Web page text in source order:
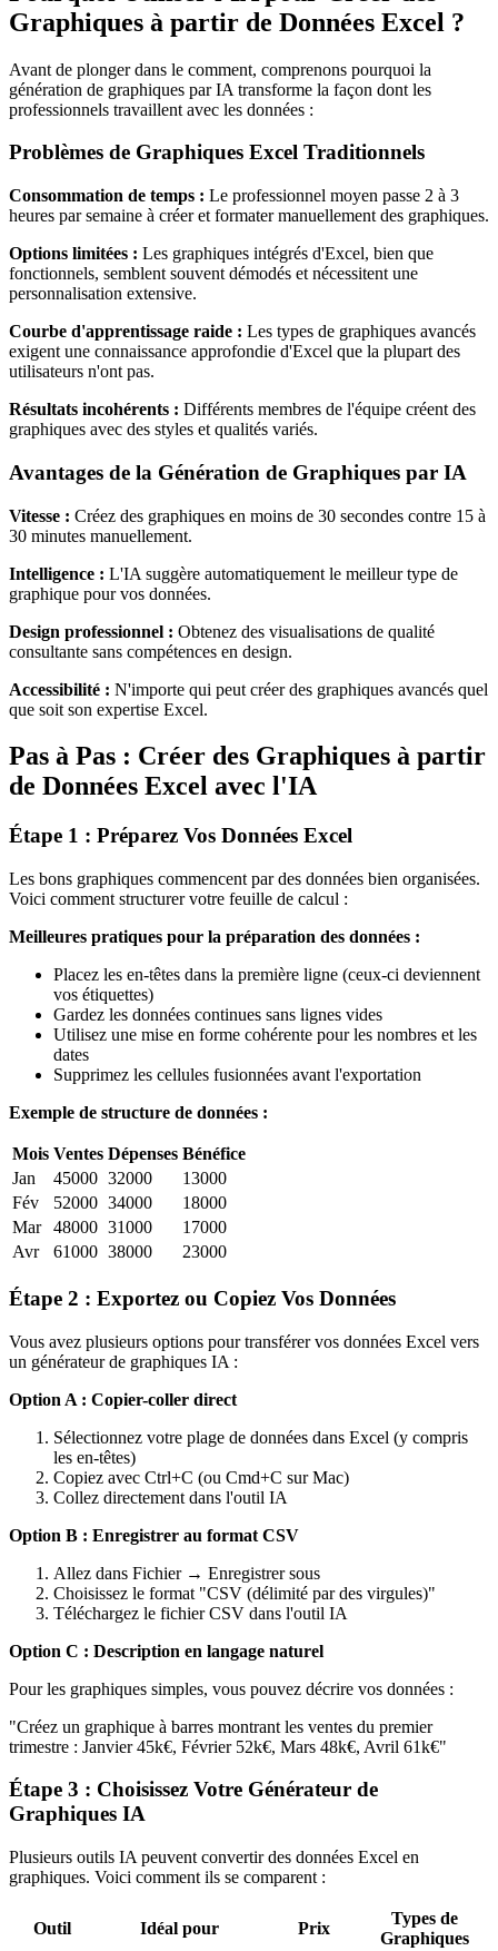
Graphiques à partir de Données Excel ?
Avant de plonger dans le comment, comprenons pourquoi la
génération de graphiques par IA transforme la façon dont les
professionnels travaillent avec les données :
Problèmes de Graphiques Excel Traditionnels
Consommation de temps : Le professionnel moyen passe 2 à 3
heures par semaine à créer et formater manuellement des graphiques.
Options limitées : Les graphiques intégrés d'Excel, bien que
fonctionnels, semblent souvent démodés et nécessitent une
personnalisation extensive.
Courbe d'apprentissage raide : Les types de graphiques avancés
exigent une connaissance approfondie d'Excel que la plupart des
utilisateurs n'ont pas.
Résultats incohérents : Différents membres de l'équipe créent des
graphiques avec des styles et qualités variés.
Avantages de la Génération de Graphiques par IA
Vitesse : Créez des graphiques en moins de 30 secondes contre 15 à
30 minutes manuellement.
Intelligence : L'IA suggère automatiquement le meilleur type de
graphique pour vos données.
Design professionnel : Obtenez des visualisations de qualité
consultante sans compétences en design.
Accessibilité : N'importe qui peut créer des graphiques avancés quel
que soit son expertise Excel.
Pas à Pas : Créer des Graphiques à partir
de Données Excel avec l'IA
Étape 1 : Préparez Vos Données Excel
Les bons graphiques commencent par des données bien organisées.
Voici comment structurer votre feuille de calcul :
Meilleures pratiques pour la préparation des données :
Placez les en-têtes dans la première ligne (ceux-ci deviennent
vos étiquettes)
Gardez les données continues sans lignes vides
Utilisez une mise en forme cohérente pour les nombres et les
dates
Supprimez les cellules fusionnées avant l'exportation
Exemple de structure de données :
Mois Ventes Dépenses Bénéfice
Jan
45000 32000
13000
Fév
52000 34000
18000
Mar
48000 31000
17000
Avr
61000 38000 23000
Étape 2 : Exportez ou Copiez Vos Données
Vous avez plusieurs options pour transférer vos données Excel vers
un générateur de graphiques IA :
Option A : Copier-coller direct
Sélectionnez votre plage de données dans Excel (y compris
les en-têtes)
Copiez avec Ctrl+C (ou Cmd+C sur Mac)
Collez directement dans l'outil IA
Option B : Enregistrer au format CSV
Allez dans Fichier → Enregistrer sous
Choisissez le format "CSV (délimité par des virgules)"
Téléchargez le fichier CSV dans l'outil IA
Option C : Description en langage naturel
Pour les graphiques simples, vous pouvez décrire vos données :
"Créez un graphique à barres montrant les ventes du premier
trimestre : Janvier 45k€, Février 52k€, Mars 48k€, Avril 61k€"
Étape 3 : Choisissez Votre Générateur de
Graphiques IA
Plusieurs outils IA peuvent convertir des données Excel en
graphiques. Voici comment ils se comparent :
Outil Idéal pour Prix
Types de
Graphiques